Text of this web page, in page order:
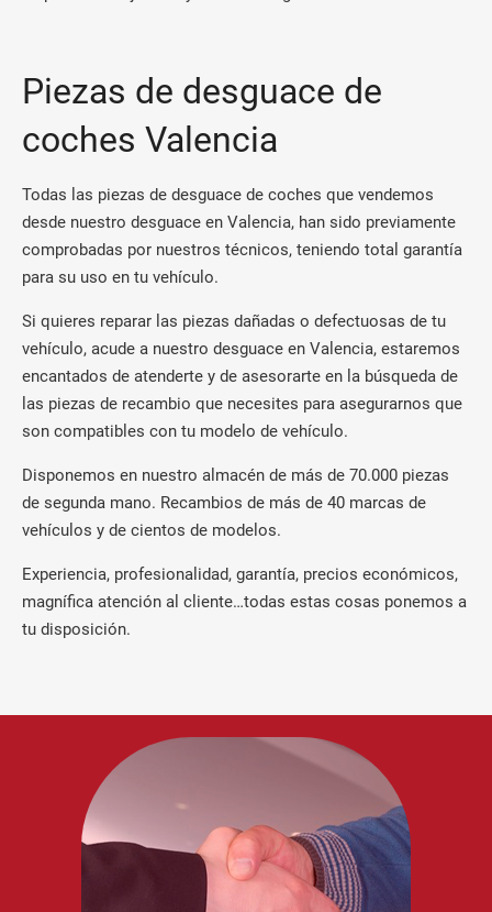
Piezas de desguace de
coches Valencia
Todas las piezas de desguace de coches que vendemos
desde nuestro desguace en Valencia, han sido previamente
comprobadas por nuestros técnicos, teniendo total garantía
para su uso en tu vehículo.
Si quieres reparar las piezas dañadas o defectuosas de tu
vehículo, acude a nuestro desguace en Valencia, estaremos
encantados de atenderte y de asesorarte en la búsqueda de
las piezas de recambio que necesites para asegurarnos que
son compatibles con tu modelo de vehículo.
Disponemos en nuestro almacén de más de 70.000 piezas
de segunda mano. Recambios de más de 40 marcas de
vehículos y de cientos de modelos.
Experiencia, profesionalidad, garantía, precios económicos,
magnífica atención al cliente…todas estas cosas ponemos a
tu disposición.